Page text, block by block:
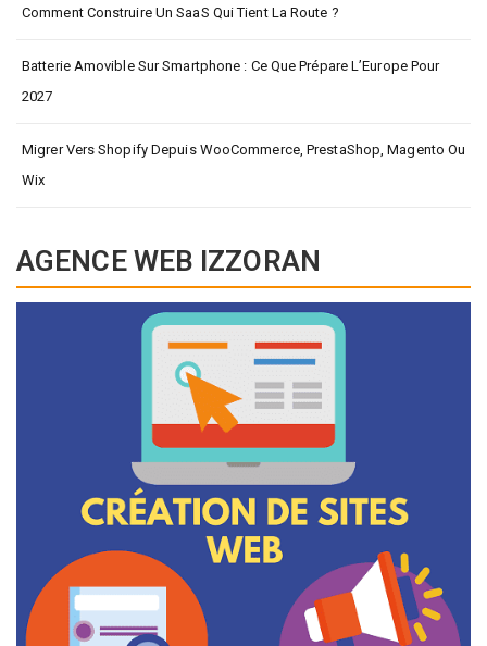
Comment Construire Un SaaS Qui Tient La Route ?
Batterie Amovible Sur Smartphone : Ce Que Prépare L’Europe Pour
2027
Migrer Vers Shopify Depuis WooCommerce, PrestaShop, Magento Ou
Wix
AGENCE WEB IZZORAN